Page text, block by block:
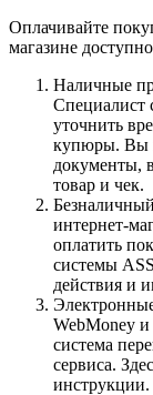
Оплачивайте
магазине
Наличные
Специалист
уточнить
купюры. Вы
документы,
товар и чек.
интернет-
оплатить
системы
действия и
WebMoney
система
сервиса.
инструкции.